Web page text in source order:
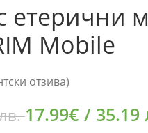
етерични
Mobile
отзива)
17.99€ / 35.19